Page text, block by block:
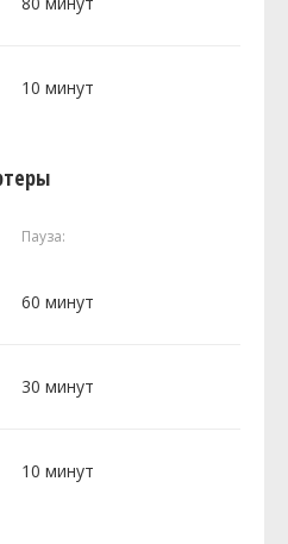
10 минут
Пауза:
60 минут
30 минут
10 минут